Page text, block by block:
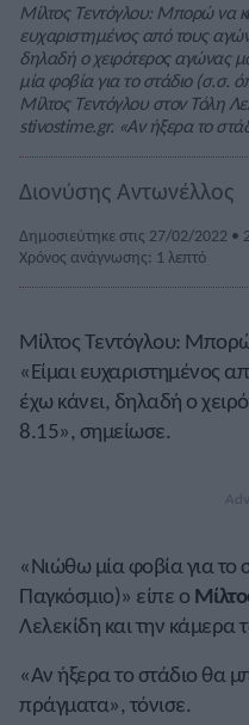
Mίλτος Τεντόγλου: Μπορώ να
ευχαριστημένος από τους
δηλαδή ο χειρότερος αγώνας
μία φοβία για το στάδιο (σ.σ.
Μίλτος Τεντόγλου στον Τόλη
stivostime.gr. «Αν ήξερα το
Διονύσης Αντωνέλλος
Δημοσιεύτηκε στις 27/02/2022 •
Χρόνος ανάγνωσης: 1 λεπτό
Mίλτος Τεντόγλου:
«Είμαι ευχαριστημένος
έχω κάνει, δηλαδή ο
8.15», σημείωσε.
«Νιώθω μία φοβία για το
Παγκόσμιο)» είπε ο
Λελεκίδη και την κάμερα
«Αν ήξερα το στάδιο θα
πράγματα», τόνισε.